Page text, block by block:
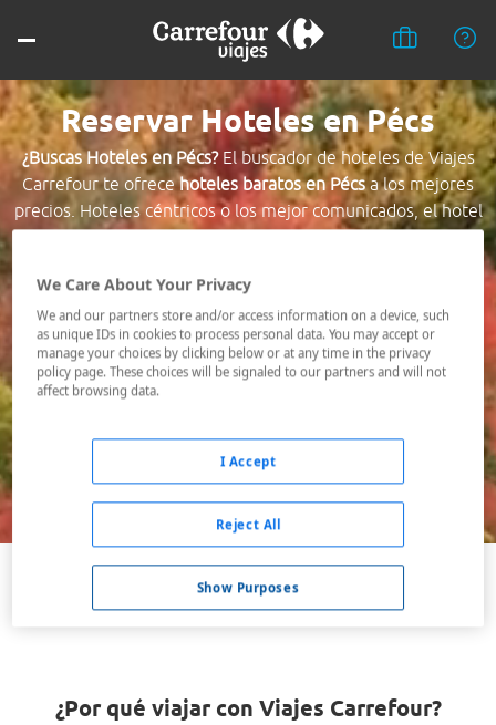
Reservar Hoteles en Pécs
¿Buscas Hoteles en Pécs?El buscador de hoteles de Viajes
Carrefour te ofrecehoteles baratos en Pécsa los mejores
precios. Hoteles céntricos o los mejor comunicados, el hotel
que busques nosotros te lo encontramos al mejor precio.
Destino *
Fechas *
06/08/2026 - 07/08/2026
Buscar
VER TODOS LOS HOTELES BARATOS EN PÉCS
¿Por qué viajar con Viajes Carrefour?
We Care About Your Privacy
We and our partners store and/or access information on a device, such
as unique IDs in cookies to process personal data. You may accept or
manage your choices by clicking below or at any time in the privacy
policy page. These choices will be signaled to our partners and will not
affect browsing data.
Show Purposes
Reject All
I Accept